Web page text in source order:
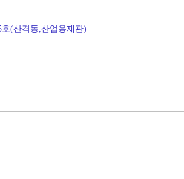
(산격동,산업용재관)